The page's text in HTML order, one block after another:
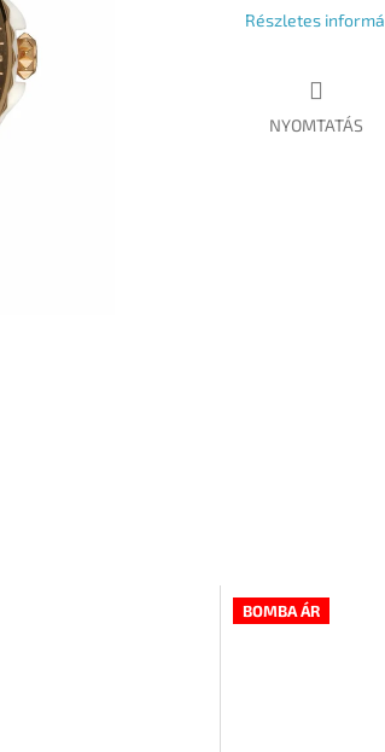
Részletes
NYOMTATÁS
BOMBA ÁR